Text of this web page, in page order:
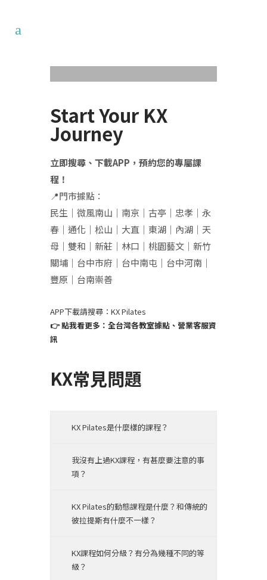
Start Your KX
Journey
立即搜尋、下載APP，預約您的專屬課
程！
📍門市據點：
民生｜微風南山｜南京｜ 古亭｜ 忠孝｜永
春｜通化｜松山｜大直｜東湖｜內湖｜天
母｜雙和｜新莊｜林口｜桃園藝文｜新竹
關埔｜台中市府｜台中南屯｜台中河南｜
豐原｜台南崇善
APP下載請搜尋：KX Pilates
👉 點我看更多：全台灣各教室據點、營業客服資
訊
KX常見問題
KX Pilates是什麼樣的課程？
我沒有上過KX課程，有甚麼要注意的事
項？
KX Pilates的動態課程是什麼？和傳統的
彼拉提斯有什麼不一樣？
KX課程如何分級？有分為幾種不同的等
級？